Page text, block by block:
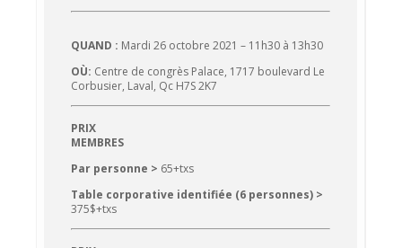
QUAND : Mardi 26 octobre 2021 – 11h30 à 13h30
OÙ: Centre de congrès Palace, 1717 boulevard Le
Corbusier, Laval, Qc H7S 2K7
PRIX
MEMBRES
Par personne > 65+txs
Table corporative identifiée (6 personnes) >
375$+txs